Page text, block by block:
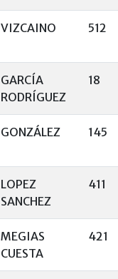
VIZCAINO 512
GARCÍA
RODRÍGUEZ
18
GONZÁLEZ 145
LOPEZ
SANCHEZ
411
MEGIAS
CUESTA
421